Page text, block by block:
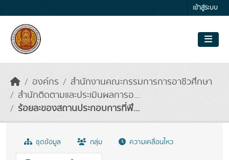
เข้าสู่ระบบ
องค์กร
สำนักงานคณะกรรมการการอาชีวศึกษา
สำนักติดตามและประเมินผลการอ...
ร้อยละของสถานประกอบการที่พึ...
ชุดข้อมูล กลุ่ม ความเคลื่อนไหว